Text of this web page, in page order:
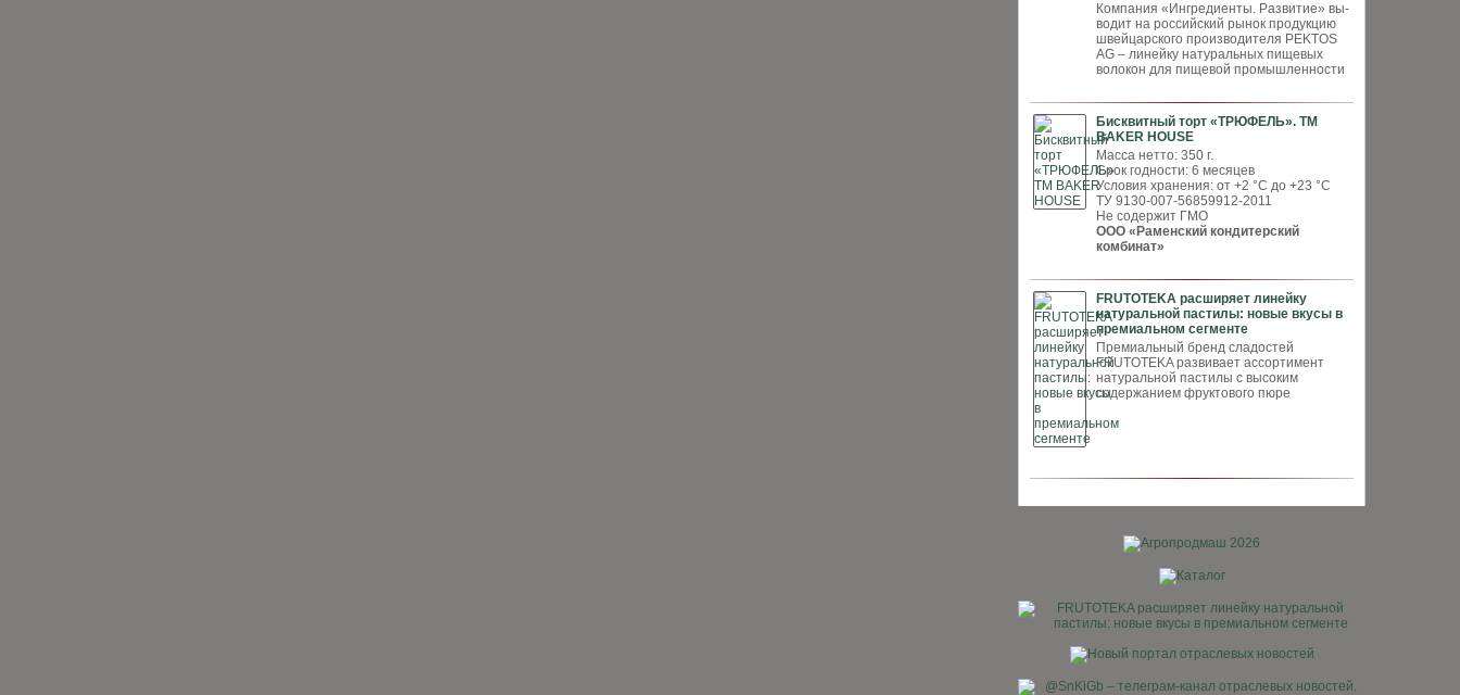
Компания «Ингредиенты. Развитие» вы­
водит на российский рынок продукцию
швей­царского производителя PEKTOS
AG – ли­нейку натуральных пищевых
волокон для пи­щевой промышленности
Бисквитный торт «ТРЮФЕЛЬ». ТМ
BAKER HOUSE
Масса нетто: 350 г.
Срок годности: 6 месяцев
Условия хранения: от +2 °С до +23 °С
ТУ 9130-007-56859912-2011
Не содержит ГМО
ООО «Раменский кондитерский
комбинат»
FRUTOTEKA расширяет линейку
натуральной пастилы: новые вкусы в
премиальном сегменте
Премиальный бренд сладостей
FRUTOTEKA развивает ассортимент
натуральной пастилы с высоким
содержанием фруктового пюре